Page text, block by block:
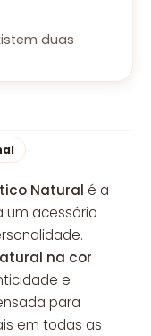
duas
Natural é a
um acessório
na cor
e
para
em todas as